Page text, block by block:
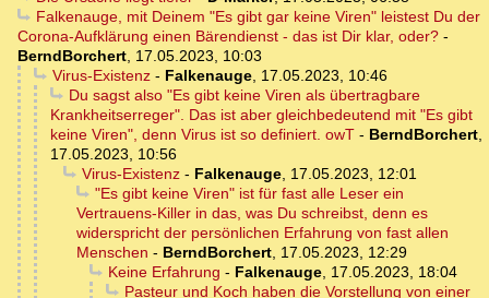
Falkenauge, mit Deinem "Es gibt gar keine Viren" leistest Du der
Corona-Aufklärung einen Bärendienst - das ist Dir klar, oder? -
BerndBorchert 17.05.2023, 10:03
Virus-Existenz- Falkenauge, 17.05.2023, 10:46
Du sagst also "Es gibt keine Viren als übertragbare
Krankheitserreger". Das ist aber gleichbedeutend mit "Es gibt
keine Viren", denn Virus ist so definiert. owT - BerndBorchert
17.05.2023, 10:56
Virus-Existenz- Falkenauge, 17.05.2023, 12:01
"Es gibt keine Viren" ist für fast alle Leser ein
Vertrauens-Killer in das, was Du schreibst, denn es
widerspricht der persönlichen Erfahrung von fast allen
Menschen - BerndBorchert 17.05.2023, 12:29
Keine Erfahrung - Falkenauge, 17.05.2023, 18:04
Pasteur und Koch haben die Vorstellung von einer